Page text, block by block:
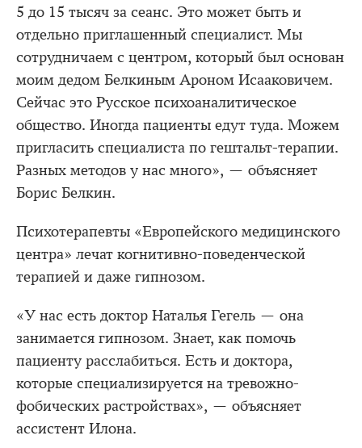
5 до 15 тысяч за сеанс. Это может быть и
отдельно приглашенный специалист. Мы
сотрудничаем с центром, который был основан
моим дедом Белкиным Ароном Исааковичем.
Сейчас это Русское психоаналитическое
общество. Иногда пациенты едут туда. Можем
пригласить специалиста по гештальт-терапии.
Разных методов у нас много», — объясняет
Борис Белкин.
Психотерапевты «Европейского медицинского
центра» лечат когнитивно-поведенческой
терапией и даже гипнозом.
«У нас есть доктор Наталья Гегель — она
занимается гипнозом. Знает, как помочь
пациенту расслабиться. Есть и доктора,
которые специализируется на тревожно-
фобических растройствах», — объясняет
ассистент Илона.